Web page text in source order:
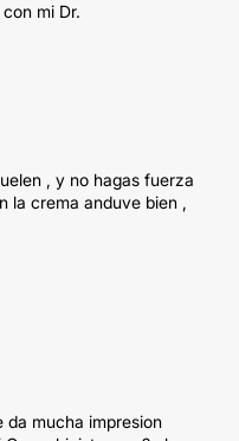
mi Dr.
, y no hagas fuerza
la crema anduve bien ,
da mucha impresion